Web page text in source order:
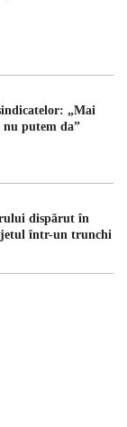
„Mai
putem da”
dispărut în
într-un trunchi